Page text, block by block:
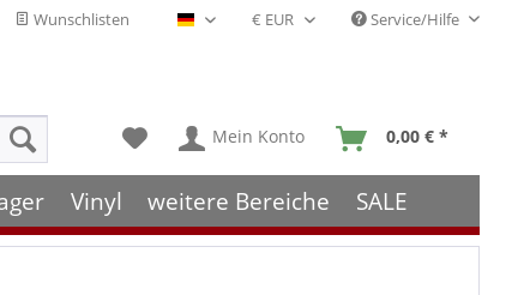
Wunschlisten Deutsch - DE Service/Hilfe
Mein Konto 0,00 € *
Vinyl weitere Bereiche SALE